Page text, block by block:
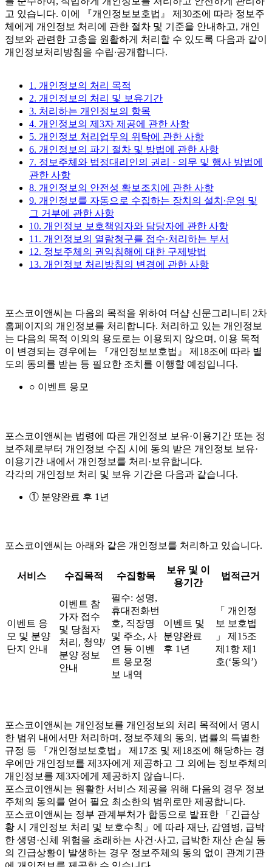
고 있습니다. 이에 『개인정보보호법』 제30조에 따라 정보주
체에게 개인정보 처리에 관한 절차 및 기준을 안내하고, 개인
정보와 관련한 고충을 원활하게 처리할 수 있도록 다음과 같이
개인정보처리방침을 수립∙공개합니다.
1. 개인정보의 처리 목적
2. 개인정보의 처리 및 보유기간
3. 처리하는 개인정보의 항목
4. 개인정보의 제3자 제공에 관한 사항
5. 개인정보 처리업무의 위탁에 관한 사항
6. 개인정보의 파기 절차 및 방법에 관한 사항
7. 정보주체와 법정대리인의 권리 · 의무 및 행사 방법에
관한 사항
8. 개인정보의 안전성 확보조치에 관한 사항
9. 개인정보를 자동으로 수집하는 장치의 설치∙운영 및
그 거부에 관한 사항
10. 개인정보 보호책임자와 담당자에 관한 사항
11. 개인정보의 열람청구를 접수·처리하는 부서
12. 정보주체의 권익침해에 대한 구제방법
13. 개인정보 처리방침의 변경에 관한 사항
포스코이앤씨는 다음의 목적을 위하여 더샵 신문그리니티 2차
홈페이지의 개인정보를 처리합니다. 처리하고 있는 개인정보
는 다음의 목적 이외의 용도로는 이용되지 않으며, 이용 목적
이 변경되는 경우에는 『개인정보보호법』 제18조에 따라 별
도의 동의를 받는 등 필요한 조치를 이행할 예정입니다.
○ 이벤트 응모
포스코이앤씨는 법령에 따른 개인정보 보유·이용기간 또는 정
보주체로부터 개인정보 수집 시에 동의 받은 개인정보 보유·
이용기간 내에서 개인정보를 처리·보유합니다.
각각의 개인정보 처리 및 보유 기간은 다음과 같습니다.
① 분양완료 후 1년
포스코이앤씨는 아래와 같은 개인정보를 처리하고 있습니다.
서비스 수집목적 수집항목
보유 및 이
용기간
법적근거
이벤트 응
모 및 분양
단지 안내
이벤트 참
가자 접수
및 당첨자
처리, 청약/
분양 정보
안내
필수: 성명,
휴대전화번
호, 직장명
및 주소, 사
연 등 이벤
트 응모정
보 내역
이벤트 및
분양완료
후 1년
「 개인정
보 보호법
」 제15조
제1항 제1
호(‘동의’)
포스코이앤씨는 개인정보를 개인정보의 처리 목적에서 명시
한 범위 내에서만 처리하며, 정보주체의 동의, 법률의 특별한
규정 등 『개인정보보호법』 제17조 및 제18조에 해당하는 경
우에만 개인정보를 제3자에게 제공하고 그 외에는 정보주체의
개인정보를 제3자에게 제공하지 않습니다.
포스코이앤씨는 원활한 서비스 제공을 위해 다음의 경우 정보
주체의 동의를 얻어 필요 최소한의 범위로만 제공합니다.
포스코이앤씨는 정부 관계부처가 합동으로 발표한 「긴급상
황 시 개인정보 처리 및 보호수칙」에 따라 재난, 감염병, 급박
한 생명·신체 위험을 초래하는 사건·사고, 급박한 재산 손실 등
의 긴급상황이 발생하는 경우 정보주체의 동의 없이 관계기관